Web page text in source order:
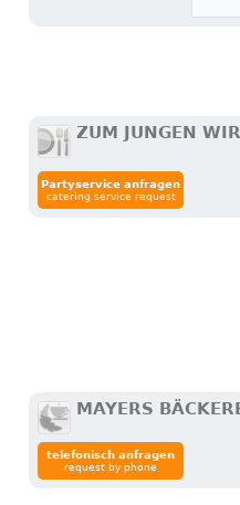
ZUM JUNGEN
Partyservice anfragen
catering service request
MAYERS
telefonisch anfragen
request by phone